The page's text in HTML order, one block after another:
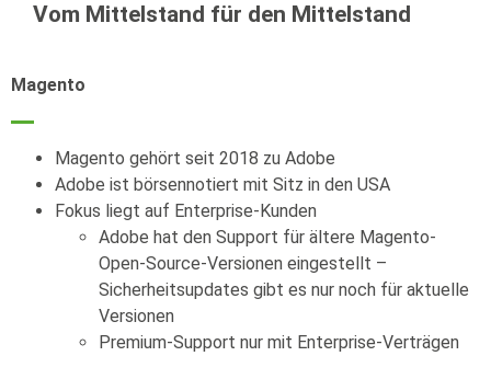
Vom Mittelstand für den Mittelstand
Magento
Magento gehört seit 2018 zu Adobe
Adobe ist börsennotiert mit Sitz in den USA
Fokus liegt auf Enterprise-Kunden
Adobe hat den Support für ältere Magento-
Open-Source-Versionen eingestellt –
Sicherheitsupdates gibt es nur noch für aktuelle
Versionen
Premium-Support nur mit Enterprise-Verträgen